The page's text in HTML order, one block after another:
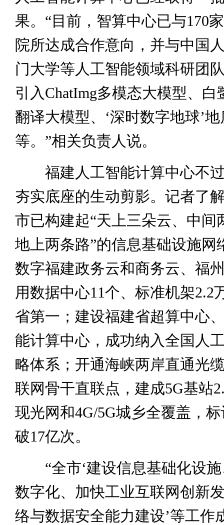
果。“目前，智算中心已与170
院所达成合作意向，并与中国
门大学等人工智能领域科研团
引入ChatImg多模态大模型、白
翻译大模型、‘深时数字地球’
等。”相关负责人说。
福建人工智能计算中心不过
夯实底座的生动剪影。记者了
市已构建起“天上三朵云、中间
地上两条路”的信息基础设施网
数字福建政务云和商务云、福
用数据中心11个、标准机架2.2
省第一；建设福建省超算中心
能计算中心，成功纳入全国人
略体系；开通海峡两岸直通光
联网骨干直联点，建成5G基站
现光网和4G/5G城乡全覆盖，
破17亿次。
“全市‘建设信息基础化设施
数字化、加快工业互联网创新
络与数据安全能力建设’等工作